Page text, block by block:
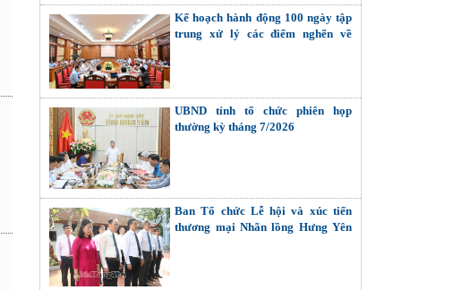
Kế hoạch hành động 100 ngày tập
trung xử lý các điểm nghẽn về
UBND tỉnh tổ chức phiên họp
thường kỳ tháng 7/2026
Ban Tổ chức Lễ hội và xúc tiến
thương mại Nhãn lồng Hưng Yên